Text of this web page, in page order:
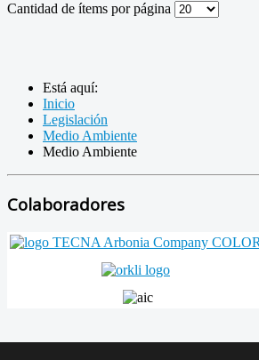
Cantidad de ítems por página
Está aquí:
Inicio
Legislación
Medio Ambiente
Medio Ambiente
Colaboradores